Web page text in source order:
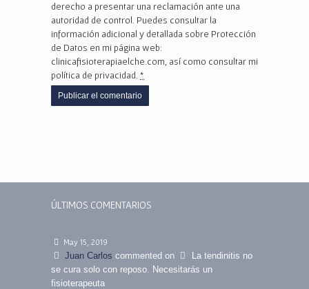
derecho a presentar una reclamación ante una
autoridad de control. Puedes consultar la
información adicional y detallada sobre Protección
de Datos en mi página web:
clinicafisioterapiaelche.com, así como consultar mi
política de privacidad. *
ÚLTIMOS COMENTARIOS
May 15, 2019
Juan Carlos commented on
La tendinitis no
se cura solo con reposo. Necesitarás un
fisioterapeuta